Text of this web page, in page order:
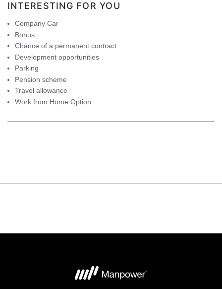
INTERESTING FOR YOU
Company Car
Bonus
Chance of a permanent contract
Development opportunities
Parking
Pension scheme
Travel allowance
Work from Home Option